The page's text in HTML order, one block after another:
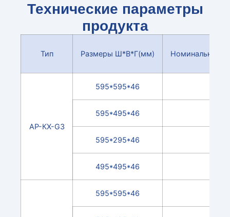
Технические параметры
продукта
Тип Размеры Ш*В*Г(мм) Номинальный
АР-КХ-G3
595*595*46
595*495*46
595*295*46
495*495*46
595*595*46